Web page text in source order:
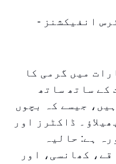
انفیکشنز -
میں گرمی کا
کے ساتھ ساتھ
جیسے کہ بچوں
ڈاکٹرز اور
ہے: حالیہ
کھانسی، اور